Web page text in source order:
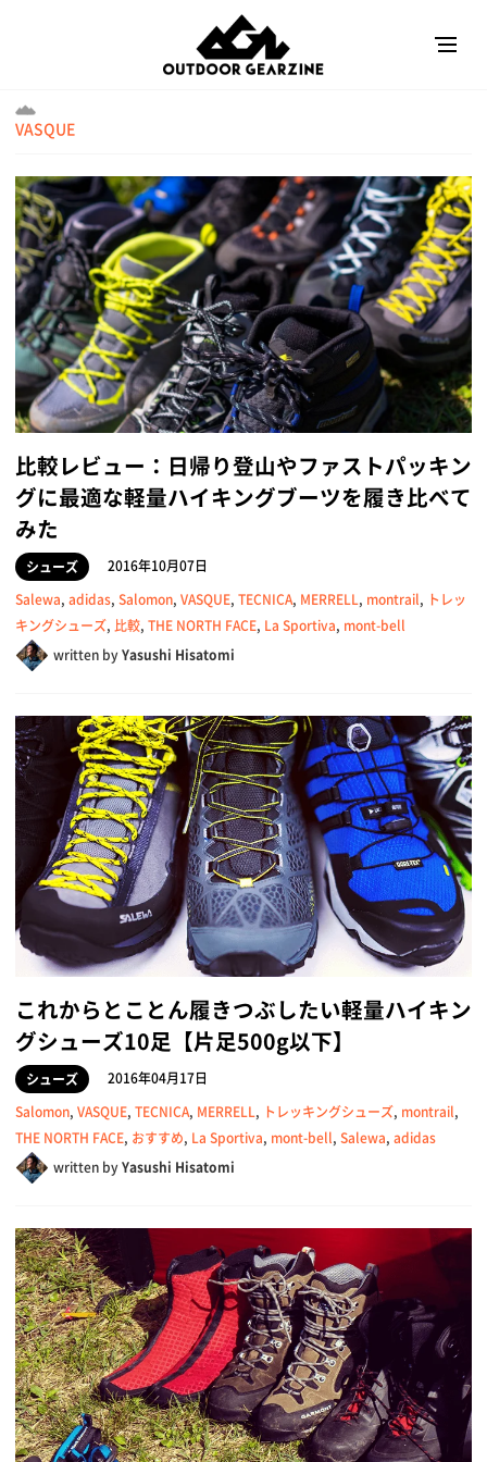
VASQUE
比較レビュー：日帰り登山やファストパッキン
グに最適な軽量ハイキングブーツを履き比べて
みた
シューズ
2016年10月07日
Salewa, adidas, Salomon, VASQUE, TECNICA, MERRELL, montrail, トレッ
キングシューズ, 比較, THE NORTH FACE, La Sportiva, mont-bell
written byYasushi Hisatomi
これからとことん履きつぶしたい軽量ハイキン
グシューズ10足【片足500g以下】
シューズ
2016年04月17日
Salomon, VASQUE, TECNICA, MERRELL, トレッキングシューズ, montrail,
THE NORTH FACE, おすすめ, La Sportiva, mont-bell, Salewa, adidas
written byYasushi Hisatomi